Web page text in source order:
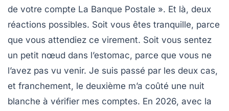
de votre compte La Banque Postale ». Et là, deux
réactions possibles. Soit vous êtes tranquille, parce
que vous attendiez ce virement. Soit vous sentez
un petit nœud dans l’estomac, parce que vous ne
l’avez pas vu venir. Je suis passé par les deux cas,
et franchement, le deuxième m’a coûté une nuit
blanche à vérifier mes comptes. En 2026, avec la